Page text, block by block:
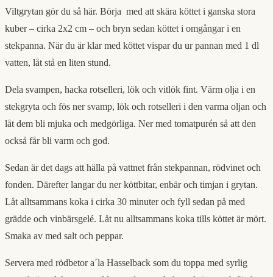
Viltgrytan gör du så här. Börja med att skära köttet i ganska stora
kuber – cirka 2x2 cm – och bryn sedan köttet i omgångar i en
stekpanna. När du är klar med köttet vispar du ur pannan med 1 dl
vatten, låt stå en liten stund.
Dela svampen, hacka rotselleri, lök och vitlök fint. Värm olja i en
stekgryta och fös ner svamp, lök och rotselleri i den varma oljan och
låt dem bli mjuka och medgörliga. Ner med tomatpurén så att den
också får bli varm och god.
Sedan är det dags att hälla på vattnet från stekpannan, rödvinet och
fonden. Därefter langar du ner köttbitar, enbär och timjan i grytan.
Låt alltsammans koka i cirka 30 minuter och fyll sedan på med
grädde och vinbärsgelé. Låt nu alltsammans koka tills köttet är mört.
Smaka av med salt och peppar.
Servera med rödbetor a´la Hasselback som du toppa med syrlig